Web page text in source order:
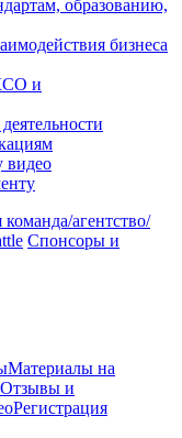
образованию,
бизнеса
и
видео
агентство/
Спонсоры и
Материалы на
Отзывы и
Регистрация